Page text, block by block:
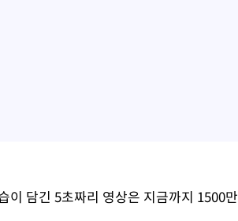
이 담긴 5초짜리 영상은 지금까지 1500